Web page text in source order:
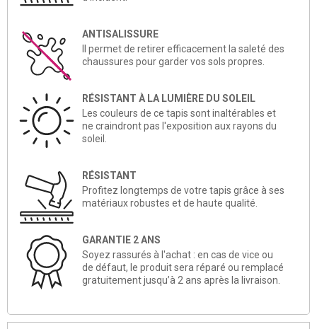
ANTISALISSURE
Il permet de retirer efficacement la saleté des
chaussures pour garder vos sols propres.
RÉSISTANT À LA LUMIÈRE DU SOLEIL
Les couleurs de ce tapis sont inaltérables et
ne craindront pas l'exposition aux rayons du
soleil.
RÉSISTANT
Profitez longtemps de votre tapis grâce à ses
matériaux robustes et de haute qualité.
GARANTIE 2 ANS
Soyez rassurés à l'achat : en cas de vice ou
de défaut, le produit sera réparé ou remplacé
gratuitement jusqu’à 2 ans après la livraison.